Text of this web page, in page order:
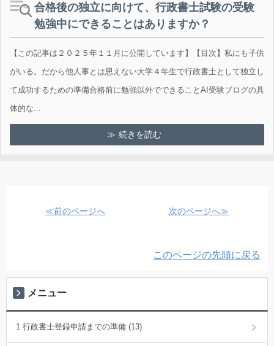
合格後の独立に向けて、行政書士試験の受験
勉強中にできることはありますか？
【この記事は２０２５年１１月に公開しています】【目次】私にも子供
がいる。だから他人事とは思えない大学４年生で行政書士として独立し
て成功するための準備合格前に勉強以外でできることAI受験ブログの具
体的な...
続きを読む
≪前のページへ 次のページへ≫
このページの先頭に戻る
メニュー
1 行政書士登録申請までの準備 (13)